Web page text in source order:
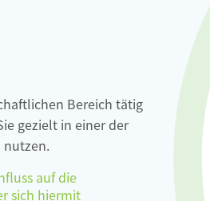
Bereich tätig
gezielt in einer der
nutzen.
auf die
sich hiermit